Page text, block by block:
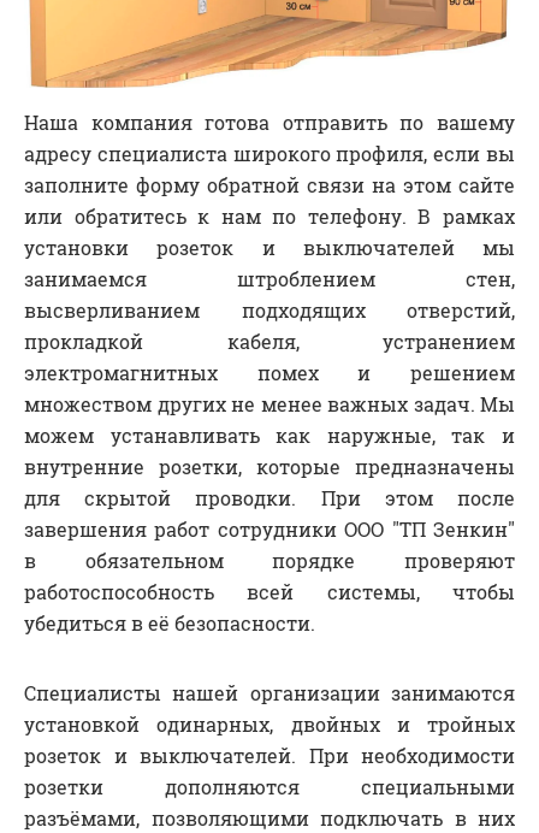
Наша компания готова отправить по вашему
адресу специалиста широкого профиля, если вы
заполните форму обратной связи на этом сайте
или обратитесь к нам по телефону. В рамках
установки розеток и выключателей мы
занимаемся штроблением стен,
высверливанием подходящих отверстий,
прокладкой кабеля, устранением
электромагнитных помех и решением
множеством других не менее важных задач. Мы
можем устанавливать как наружные, так и
внутренние розетки, которые предназначены
для скрытой проводки. При этом после
завершения работ сотрудники ООО "ТП Зенкин"
в обязательном порядке проверяют
работоспособность всей системы, чтобы
убедиться в её безопасности.
Специалисты нашей организации занимаются
установкой одинарных, двойных и тройных
розеток и выключателей. При необходимости
розетки дополняются специальными
разъёмами, позволяющими подключать в них